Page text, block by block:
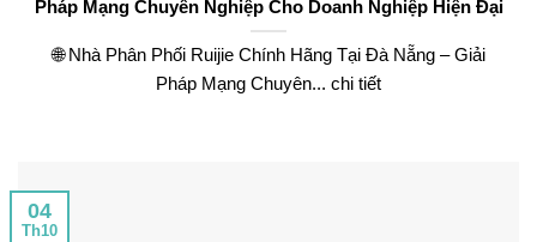
Pháp Mạng Chuyên Nghiệp Cho Doanh Nghiệp Hiện Đại
🌐 Nhà Phân Phối Ruijie Chính Hãng Tại Đà Nẵng – Giải
Pháp Mạng Chuyên... chi tiết
04
Th10